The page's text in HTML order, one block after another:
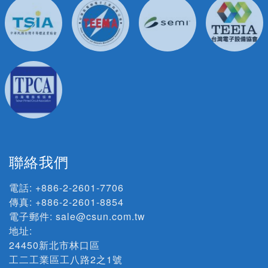
聯絡我們
電話: +886-2-2601-7706
傳真: +886-2-2601-8854
電子郵件: sale@csun.com.tw
地址:
24450新北市林口區
工二工業區工八路2之1號